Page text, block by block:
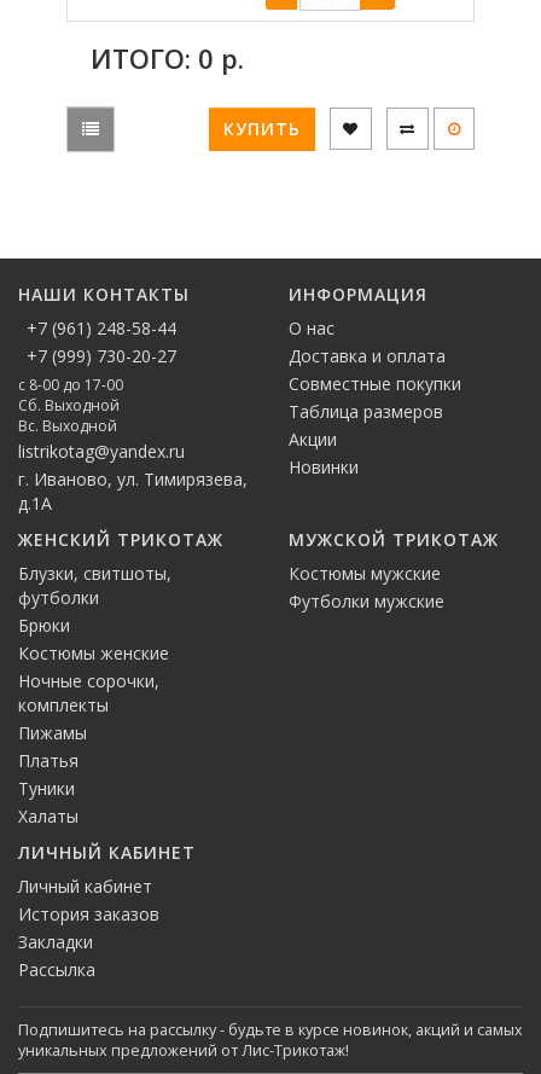
ИТОГО: 0 р.
КУПИТЬ
НАШИ КОНТАКТЫ
+7 (961) 248-58-44
+7 (999) 730-20-27
с 8-00 до 17-00
Сб. Выходной
Вс. Выходной
listrikotag@yandex.ru
г. Иваново, ул. Тимирязева,
д.1А
ИНФОРМАЦИЯ
О нас
Доставка и оплата
Совместные покупки
Таблица размеров
Акции
Новинки
ЖЕНСКИЙ ТРИКОТАЖ
Блузки, свитшоты,
футболки
Брюки
Костюмы женские
Ночные сорочки,
комплекты
Пижамы
Платья
Туники
Халаты
МУЖСКОЙ ТРИКОТАЖ
Костюмы мужские
Футболки мужские
ЛИЧНЫЙ КАБИНЕТ
Личный кабинет
История заказов
Закладки
Рассылка
Подпишитесь на рассылку - будьте в курсе новинок, акций и самых
уникальных предложений от Лис-Трикотаж!